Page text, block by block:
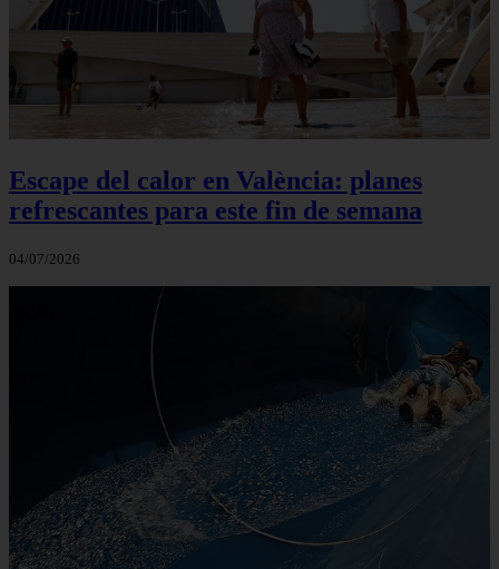
Escape del calor en València: planes
refrescantes para este fin de semana
04/07/2026